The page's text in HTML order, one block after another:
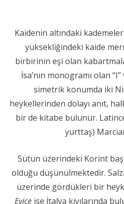
Kaidenin altındaki
yüksekliğindeki kaide
birbirinin eşi olan
İsa’nın monogramı olan
simetrik konumda iki
heykellerinden dolayı anıt,
bir de kitabe bulunur.
yurttaş)
Sütun üzerindeki Korint
olduğu düşünülmektedir.
üzerinde gördükleri bir
Eyice ise İtalya kıyılarında